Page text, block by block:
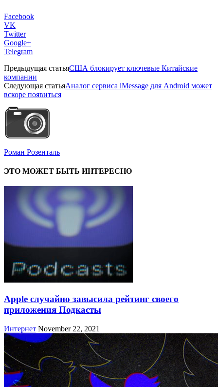
Facebook
VK
Twitter
Google+
Telegram
Предыдущая статьяСША блокирует ключевые Китайские
компании
Следующая статьяАналог сервиса iMessage для Android может
вскоре появиться
Роман Розенталь
ЭТО МОЖЕТ БЫТЬ ИНТЕРЕСНО
Apple случайно завысила рейтинг своего
приложения Подкасты
Интернет November 22, 2021